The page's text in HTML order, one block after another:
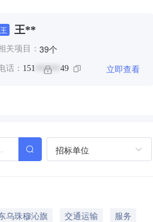
王 王**
关项目： 39个
话： 151 ****** 49 立即查看
招标单位
乌珠穆沁旗 交通运输
服务